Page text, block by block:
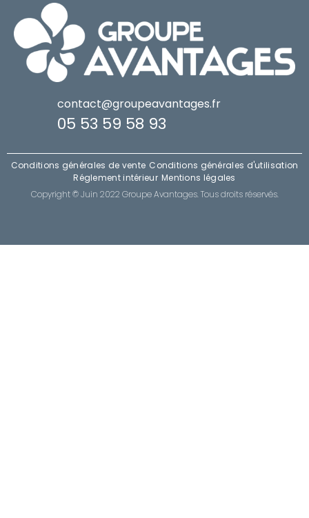
contact@groupeavantages.fr
05 53 59 58 93
Conditions générales de vente Conditions générales d'utilisation
Réglement intérieur Mentions légales
Copyright © Juin 2022 Groupe Avantages. Tous droits réservés.